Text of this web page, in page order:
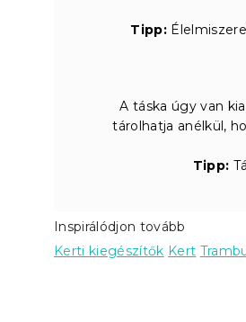
Tipp:
A táska úgy van
tárolhatja anélkül,
Tipp:
Inspirálódjon tovább
Kerti kiegészítők Kert